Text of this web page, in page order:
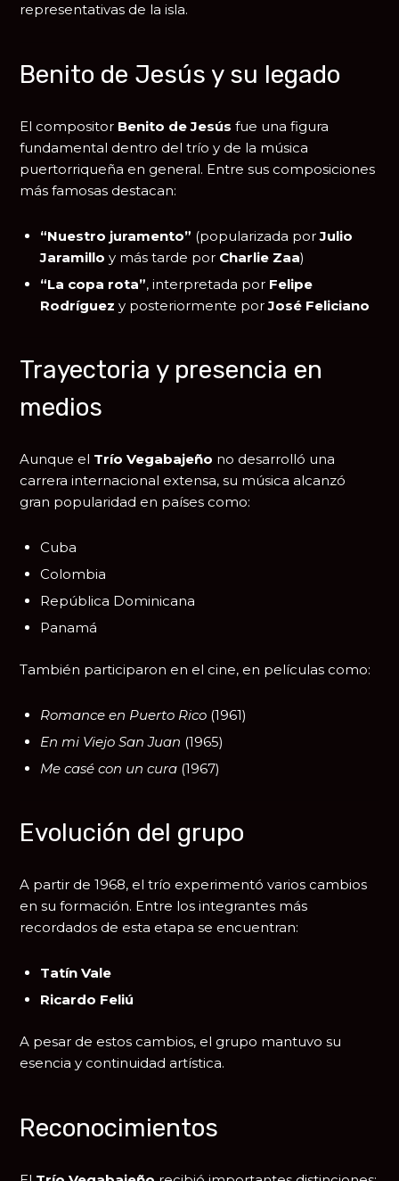
representativas de la isla.
Benito de Jesús y su legado
El compositor Benito de Jesús fue una figura
fundamental dentro del trío y de la música
puertorriqueña en general. Entre sus composiciones
más famosas destacan:
“Nuestro juramento” (popularizada porJulio
Jaramillo y más tarde por Charlie Zaa)
“La copa rota”, interpretada por Felipe
Rodríguez y posteriormente porJosé Feliciano
Trayectoria y presencia en
medios
Aunque el Trío Vegabajeño no desarrolló una
carrera internacional extensa, su música alcanzó
gran popularidad en países como:
Cuba
Colombia
República Dominicana
Panamá
También participaron en el cine, en películas como:
Romance en Puerto Rico (1961)
En mi Viejo San Juan (1965)
Me casé con un cura (1967)
Evolución del grupo
A partir de 1968, el trío experimentó varios cambios
en su formación. Entre los integrantes más
recordados de esta etapa se encuentran:
Tatín Vale
Ricardo Feliú
A pesar de estos cambios, el grupo mantuvo su
esencia y continuidad artística.
Reconocimientos